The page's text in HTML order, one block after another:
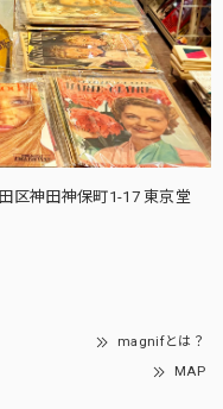
区神田神保町1-17 東京堂
magnifとは？
MAP